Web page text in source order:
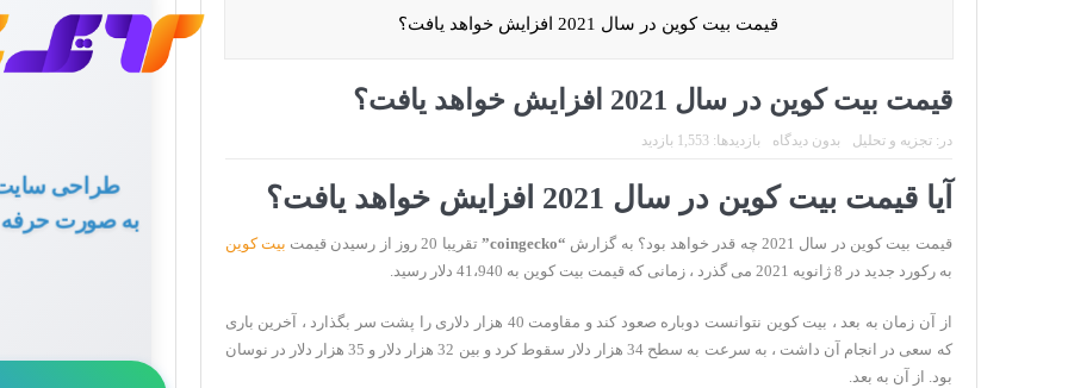
قیمت بیت کوین در سال 2021 افزایش خواهد یافت؟
قیمت بیت کوین در سال 2021 افزایش خواهد یافت؟
در:تجزیه و تحلیل بدون دیدگاه بازدیدها: 1,553 بازدید
آیا قیمت بیت کوین در سال 2021 افزایش خواهد یافت؟
قیمت بیت کوین در سال 2021 چه قدر خواهد بود؟ به گزارش “coingecko” تقریبا 20 روز از رسیدن قیمت
بیت کوین
به رکورد جدید در 8 ژانویه 2021 می گذرد ، زمانی که قیمت بیت کوین به 41،940 دلار رسید.
از آن زمان به بعد ، بیت کوین نتوانست دوباره صعود کند و مقاومت 40 هزار دلاری را پشت سر بگذارد ، آخرین باری
که سعی در انجام آن داشت ، به سرعت به سطح 34 هزار دلار سقوط کرد و بین 32 هزار دلار و 35 هزار دلار در نوسان
بود. از آن به بعد.
طراحی
به صورت حرفه